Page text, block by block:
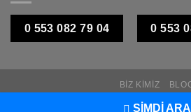
0 553 082 79 04 0 553
BIZ KIMIZ
Copyright 2026 ©Hurda
ŞİMDİ ARA